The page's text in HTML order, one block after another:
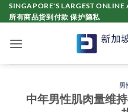
Skip
to
SINGAPORE'S LARGEST
所有商品货到付款 保护隐私
男
中年男性肌肉量维